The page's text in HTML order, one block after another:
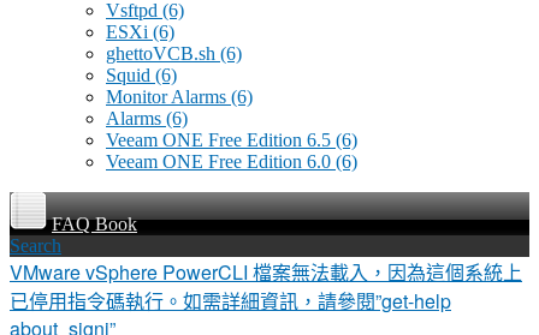
Vsftpd (6)
ESXi (6)
ghettoVCB.sh (6)
Squid (6)
Monitor Alarms (6)
Alarms (6)
Veeam ONE Free Edition 6.5 (6)
Veeam ONE Free Edition 6.0 (6)
FAQ Book
Search
VMware vSphere PowerCLI 檔案無法載入，因為這個系統上
已停用指令碼執行。如需詳細資訊，請參閱”get-help
about_signi”